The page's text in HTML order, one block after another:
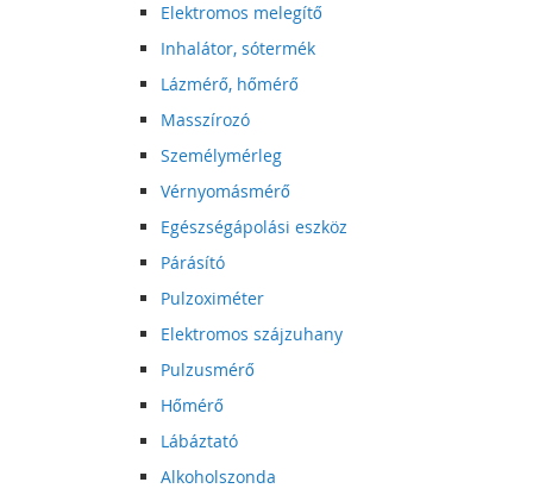
Elektromos melegítő
Inhalátor, sótermék
Lázmérő, hőmérő
Masszírozó
Személymérleg
Vérnyomásmérő
Egészségápolási eszköz
Párásító
Pulzoximéter
Elektromos szájzuhany
Pulzusmérő
Hőmérő
Lábáztató
Alkoholszonda